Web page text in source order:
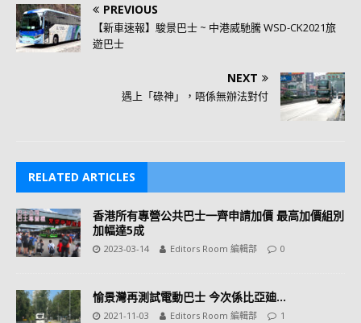
PREVIOUS
【新車速報】駿景巴士 ~ 中港威馳騰 WSD-CK2021旅
遊巴士
NEXT
遇上「碌神」，唔係無辦法對付
RELATED ARTICLES
香港所有專營公共巴士一齊申請加價 最高加價組別
加幅達5成
2023-03-14 Editors Room 編輯部 0
愉景灣再測試電動巴士 今次係比亞廸…
2021-11-03 Editors Room 編輯部 1